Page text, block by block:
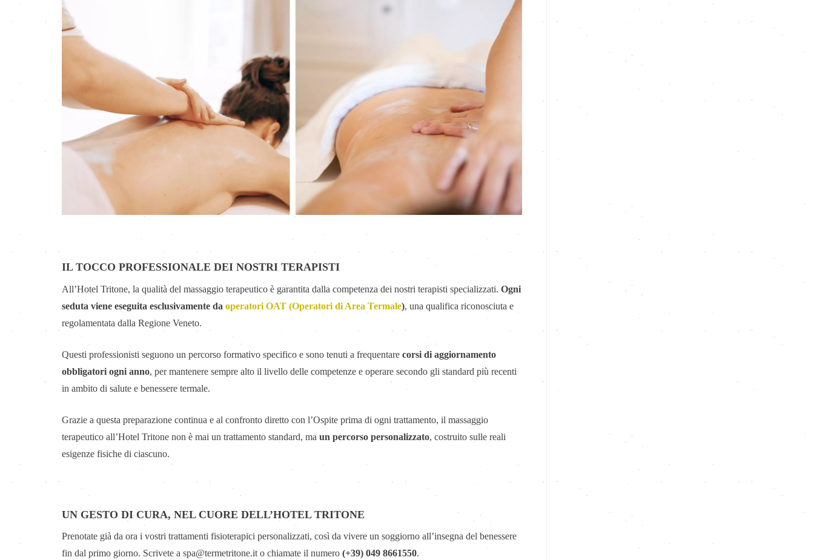
IL TOCCO PROFESSIONALE DEI NOSTRI TERAPISTI
All’Hotel Tritone, la qualità del massaggio terapeutico è garantita dalla competenza dei nostri terapisti specializzati. Ogni
seduta viene eseguita esclusivamente da operatori OAT (Operatori di Area Termale), una qualifica riconosciuta e
regolamentata dalla Regione Veneto.
Questi professionisti seguono un percorso formativo specifico e sono tenuti a frequentare corsi di aggiornamento
obbligatori ogni anno, per mantenere sempre alto il livello delle competenze e operare secondo gli standard più recenti
in ambito di salute e benessere termale.
Grazie a questa preparazione continua e al confronto diretto con l’Ospite prima di ogni trattamento, il massaggio
terapeutico all’Hotel Tritone non è mai un trattamento standard, ma un percorso personalizzato, costruito sulle reali
esigenze fisiche di ciascuno.
UN GESTO DI CURA, NEL CUORE DELL’HOTEL TRITONE
Prenotate già da ora i vostri trattamenti fisioterapici personalizzati, così da vivere un soggiorno all’insegna del benessere
fin dal primo giorno. Scrivete a spa@termetritone.it o chiamate il numero (+39) 049 8661550.